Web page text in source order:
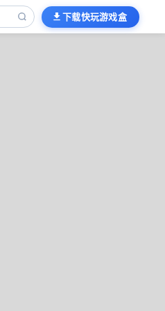
下载快玩游戏盒